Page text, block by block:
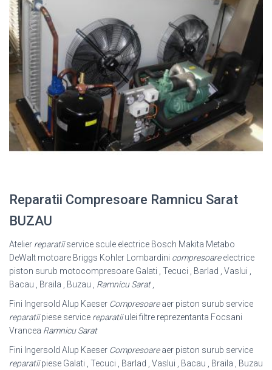
Reparatii Compresoare Ramnicu Sarat
BUZAU
Atelier reparatiiservice scule electrice Bosch Makita Metabo
DeWalt motoare Briggs Kohler Lombardini compresoareelectrice
piston surub motocompresoare Galati , Tecuci , Barlad , Vaslui ,
Bacau , Braila , Buzau , Ramnicu Sarat,
Fini Ingersold Alup Kaeser Compresoareaer piston surub service
reparatiipiese service reparatiiulei filtre reprezentanta Focsani
Vrancea Ramnicu Sarat
Fini Ingersold Alup Kaeser Compresoareaer piston surub service
reparatiipiese Galati , Tecuci , Barlad , Vaslui , Bacau , Braila , Buzau